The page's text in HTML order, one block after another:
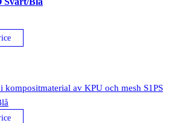
kompositmaterial av KPU och mesh S1PS